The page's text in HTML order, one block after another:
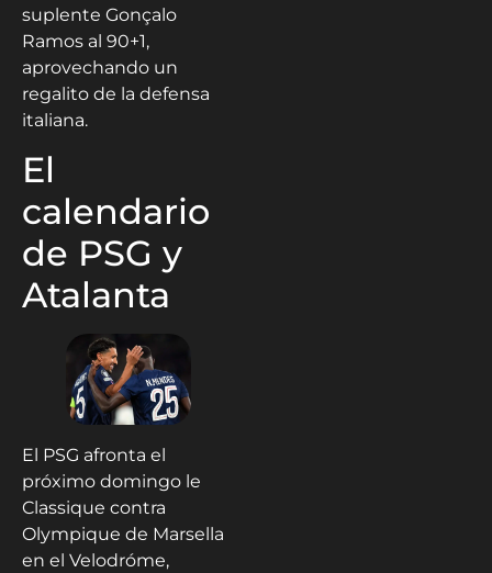
suplente Gonçalo
Ramos al 90+1,
aprovechando un
regalito de la defensa
italiana.
El
calendario
de PSG y
Atalanta
El PSG afronta el
próximo domingo le
Classique contra
Olympique de Marsella
en el Velodróme,